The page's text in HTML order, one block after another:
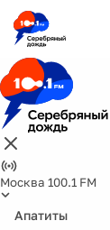
Москва 100.1 FM
Апатиты